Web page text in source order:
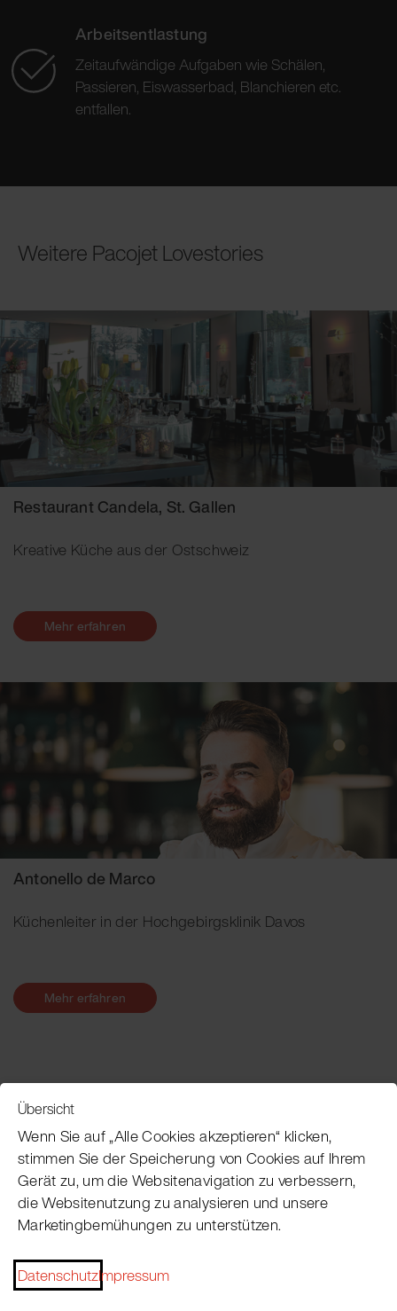
Arbeitsentlastung
Zeitaufwändige Aufgaben wie Schälen,
Passieren, Eiswasserbad, Blanchieren etc.
entfallen.
Weitere Pacojet Lovestories
Restaurant Candela, St. Gallen
Kreative Küche aus der Ostschweiz
Mehr erfahren
Antonello de Marco
Küchenleiter in der Hochgebirgsklinik Davos
Mehr erfahren
Pacojet Newsletter
Möchten Sie regelmäßig über Neuigkeiten,
Laufenden bleiben?
Übersicht
Wenn Sie auf „Alle Cookies akzeptieren“ klicken,
stimmen Sie der Speicherung von Cookies auf Ihrem
Gerät zu, um die Websitenavigation zu verbessern,
die Websitenutzung zu analysieren und unsere
Marketingbemühungen zu unterstützen.
DatenschutzImpressum